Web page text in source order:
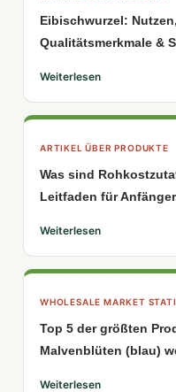
Eibischwurzel:
Qualitätsmerkmale &
Weiterlesen
ARTIKEL ÜBER PRODUKTE
Was sind
Leitfaden für
Weiterlesen
WHOLESALE MARKET
Top 5 der größten
Malvenblüten (blau)
Weiterlesen